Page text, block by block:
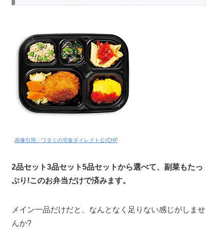
画像引用：ワタミの宅食ダイレクト公式HP
2品セット3品セット5品セットから選べて、副菜もたっ
ぷり!このお弁当だけで済みます。
メイン一品だけだと、なんとなく足りない感じがしませ
んか?